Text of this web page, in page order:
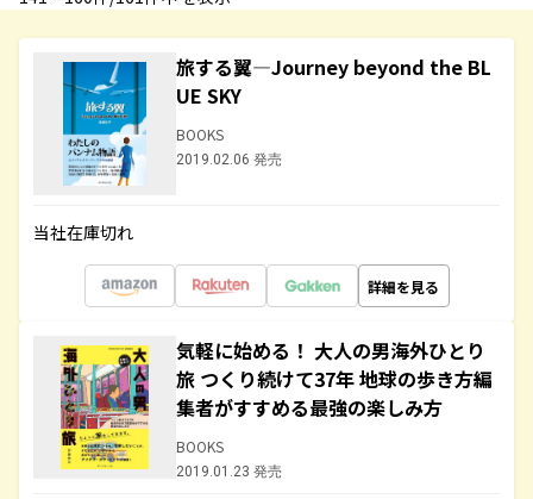
旅する翼―Journey beyond the BL
UE SKY
BOOKS
2019.02.06 発売
当社在庫切れ
詳細を見る
気軽に始める！ 大人の男海外ひとり
旅 つくり続けて37年 地球の歩き方編
集者がすすめる最強の楽しみ方
BOOKS
2019.01.23 発売